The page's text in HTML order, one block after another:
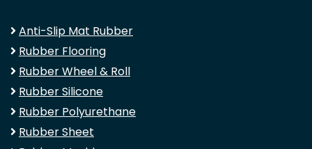
Anti-Slip Mat Rubber
Rubber Flooring
Rubber Wheel & Roll
Rubber Silicone
Rubber Polyurethane
Rubber Sheet